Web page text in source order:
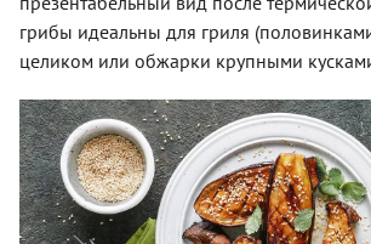
грибы идеальны для гриля
целиком или обжарки крупными